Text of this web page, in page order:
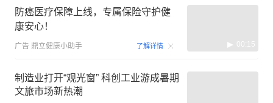
防癌医疗保障上线，专属保险守护健
康安心！
广告 鼎立健康小助手 了解详情 00:15
制造业打开“观光窗” 科创工业游成暑期
文旅市场新热潮